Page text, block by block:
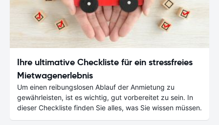
Ihre ultimative Checkliste für ein stressfreies
Mietwagenerlebnis
Um einen reibungslosen Ablauf der Anmietung zu
gewährleisten, ist es wichtig, gut vorbereitet zu sein. In
dieser Checkliste finden Sie alles, was Sie wissen müssen.